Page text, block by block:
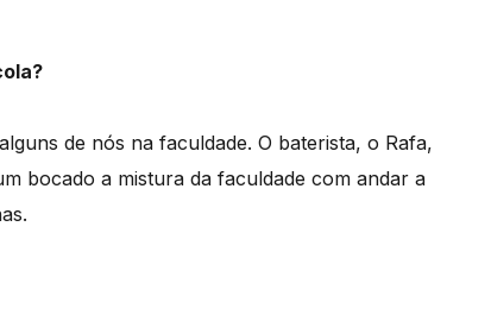
de nós na faculdade. O baterista, o Rafa,
bocado a mistura da faculdade com andar a